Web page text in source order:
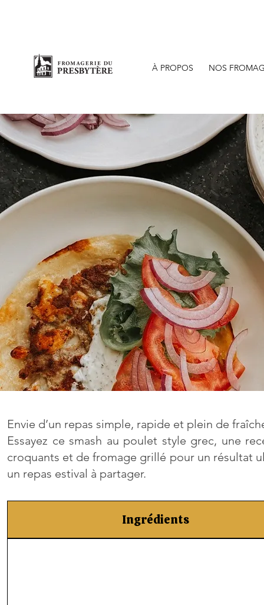
À PROPOS NOS
Envie d’un repas simple, rapide et plein de
Essayez ce smash au poulet style grec, une
croquants et de fromage grillé pour un résultat
un repas estival à partager.
Ingrédients